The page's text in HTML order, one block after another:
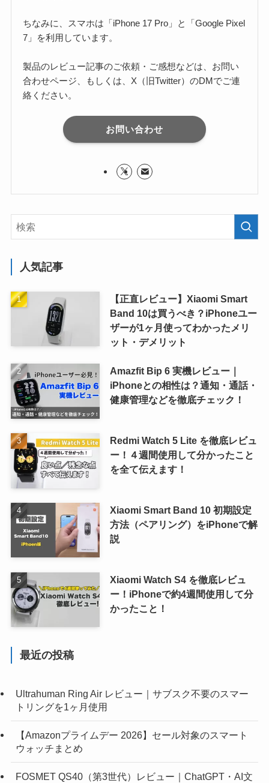
ちなみに、スマホは「iPhone 17 Pro」と「Google Pixel
7」を利用しています。
製品のレビュー記事のご依頼・ご感想などは、お問い
合わせページ、もしくは、X（旧Twitter）のDMでご連
絡ください。
お問い合わせ
人気記事
【正直レビュー】Xiaomi Smart
Band 10は買うべき？iPhoneユー
ザーが1ヶ月使ってわかったメリ
ット・デメリット
Amazfit Bip 6 実機レビュー｜
iPhoneとの相性は？通知・通話・
健康管理などを徹底チェック！
Redmi Watch 5 Lite を徹底レビュ
ー！４週間使用して分かったこと
を全て伝えます！
Xiaomi Smart Band 10 初期設定
方法（ペアリング）をiPhoneで解
説
Xiaomi Watch S4 を徹底レビュ
ー！iPhoneで約4週間使用して分
かったこと！
最近の投稿
Ultrahuman Ring Air レビュー｜サブスク不要のスマー
トリングを1ヶ月使用
【Amazonプライムデー 2026】セール対象のスマート
ウォッチまとめ
FOSMET QS40（第3世代）レビュー｜ChatGPT・AI文